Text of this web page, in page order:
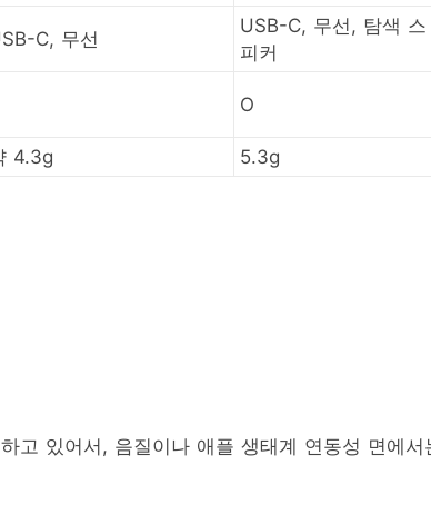
C, 무선
USB-C, 무선, 탐색 스
피커
O
4.3g 5.3g
고 있어서, 음질이나 애플 생태계 연동성 면에서